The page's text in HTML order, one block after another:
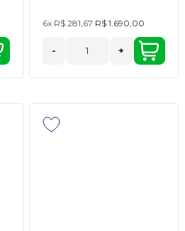
6x R$ 281,67 R$ 1.690,00
- +